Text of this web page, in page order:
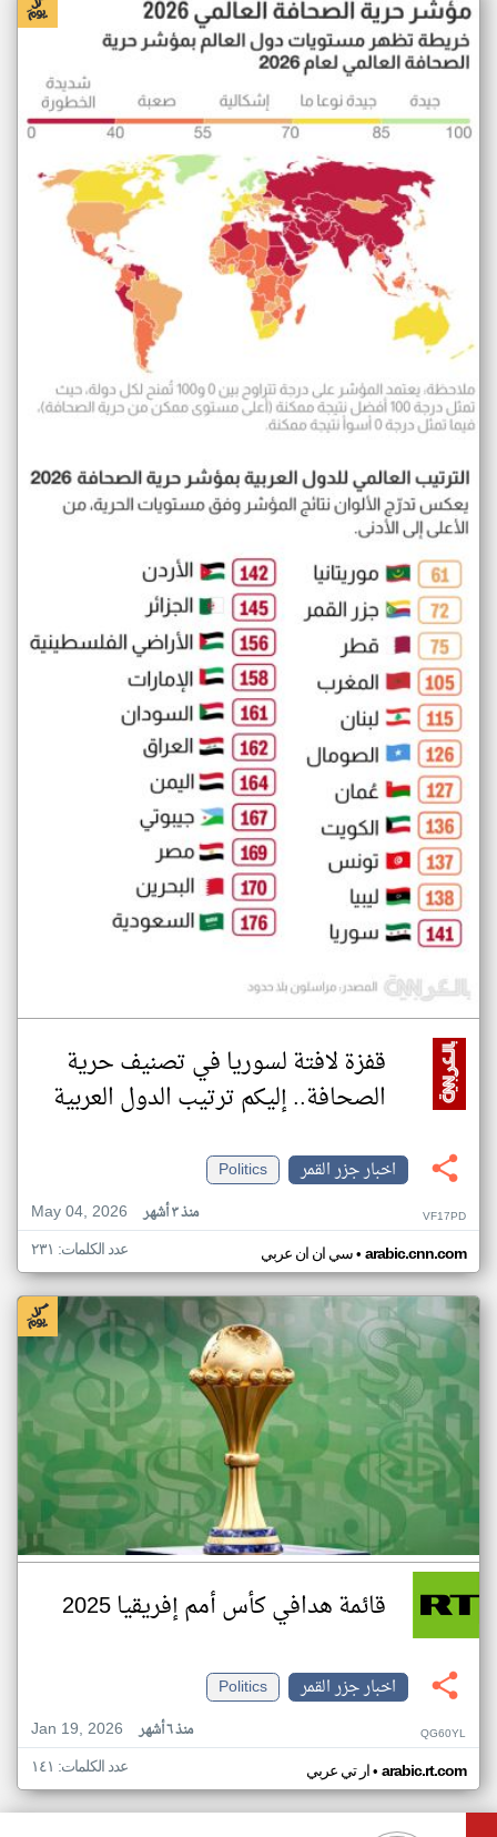
قفزة لافتة لسوريا في تصنيف حرية
الصحافة.. إليكم ترتيب الدول العربية
اخبار جزر القمر
Politics
May 04, 2026
منذ ٣ أشهر VF17PD
سي ان ان عربي• arabic.cnn.com عدد الكلمات: ٢٣١
قائمة هدافي كأس أمم إفريقيا 2025
اخبار جزر القمر
Politics
Jan 19, 2026
منذ ٦ أشهر QG60YL
ار تي عربي• arabic.rt.com عدد الكلمات: ١٤١